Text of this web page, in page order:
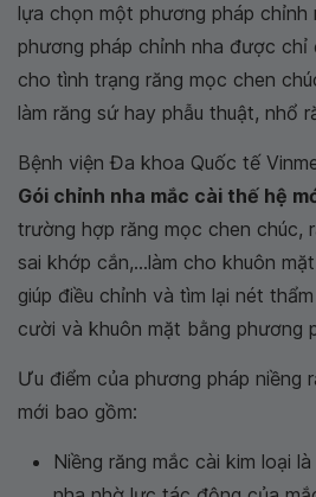
lựa chọn một phương pháp
phương pháp chỉnh nha được chỉ
cho tình trạng răng mọc chen
làm răng sứ hay phẫu thuật, nhổ
Bệnh viện Đa khoa Quốc tế
Gói chỉnh nha mắc cài thế hệ
trường hợp răng mọc chen chúc,
sai khớp cắn,...làm cho khuôn
giúp điều chỉnh và tìm lại nét
cười và khuôn mặt bằng phương
Ưu điểm của phương pháp niềng
mới bao gồm:
Niềng răng mắc cài kim loại